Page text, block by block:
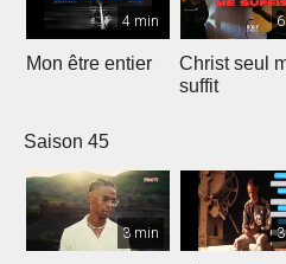
4 min
Mon être entier
Christ seul
suffit
Saison 45
3 min